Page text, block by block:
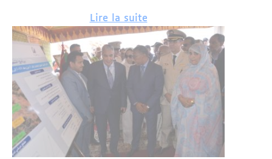
Lire la suite